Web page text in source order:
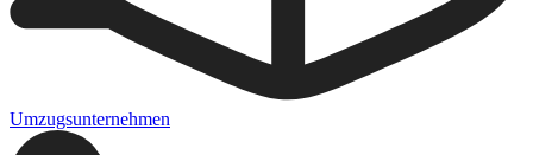
Umzugsunternehmen